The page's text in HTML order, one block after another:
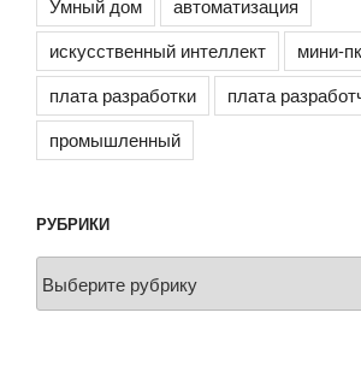
Умный дом
автоматизация
искусственный интеллект
мини-пк
плата разработки
плата
промышленный
РУБРИКИ